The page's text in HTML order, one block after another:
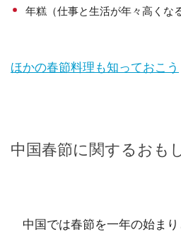
年糕（仕事と生活が年々高くなる
ほかの春節料理も知っておこう
中国春節に関するおも
中国では春節を一年の始ま